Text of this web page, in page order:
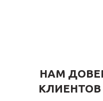
НАМ
КЛИЕНТОВ